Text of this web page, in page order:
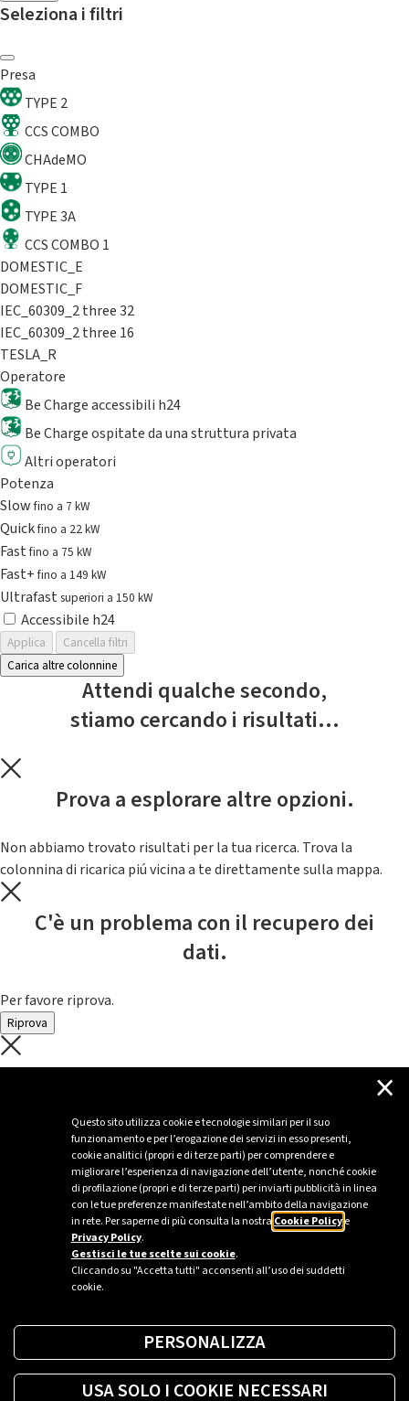
Questo sito utilizza cookie e tecnologie similari per il suo
funzionamento e per l’erogazione dei servizi in esso presenti,
cookie analitici (propri e di terze parti) per comprendere e
migliorare l’esperienza di navigazione dell’utente, nonché cookie
di profilazione (propri e di terze parti) per inviarti pubblicità in linea
con le tue preferenze manifestate nell’ambito della navigazione
in rete. Per saperne di più consulta la nostra Cookie Policye
Privacy Policy.
Gestisci le tue scelte sui cookie.
Cliccando su "Accetta tutti" acconsenti all’uso dei suddetti
cookie.
×
PERSONALIZZA
USA SOLO I COOKIE NECESSARI
Seleziona i filtri
Presa
TYPE 2
CCS COMBO
CHAdeMO
TYPE 1
TYPE 3A
CCS COMBO 1
DOMESTIC_E
DOMESTIC_F
IEC_60309_2 three 32
IEC_60309_2 three 16
TESLA_R
Operatore
Be Charge accessibili h24
Be Charge ospitate da una struttura privata
Altri operatori
Potenza
Slowfino a 7 kW
Quickfino a 22 kW
Fastfino a 75 kW
Fast+fino a 149 kW
Ultrafast superiori a 150 kW
Accessibile h24
Applica
Cancella filtri
Carica altre colonnine
Attendi qualche secondo,
stiamo cercando i risultati...
Prova a esplorare altre opzioni.
Non abbiamo trovato risultati per la tua ricerca. Trova la
colonnina di ricarica piú vicina a te direttamente sulla mappa.
C'è un problema con il recupero dei
dati.
Per favore riprova.
Riprova
C'è un problema con il recupero dei
Per favore riprova piú tardi
Sei un’azienda o una PA?
Trova la soluzione più giusta per te.
Richiedi una colonnina